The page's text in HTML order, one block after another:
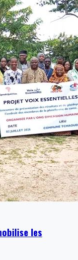
les